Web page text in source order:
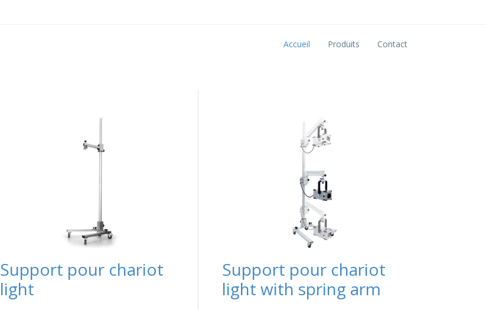
Accueil Produits Contact
Support pour chariot
light
Support pour chariot
light with spring arm